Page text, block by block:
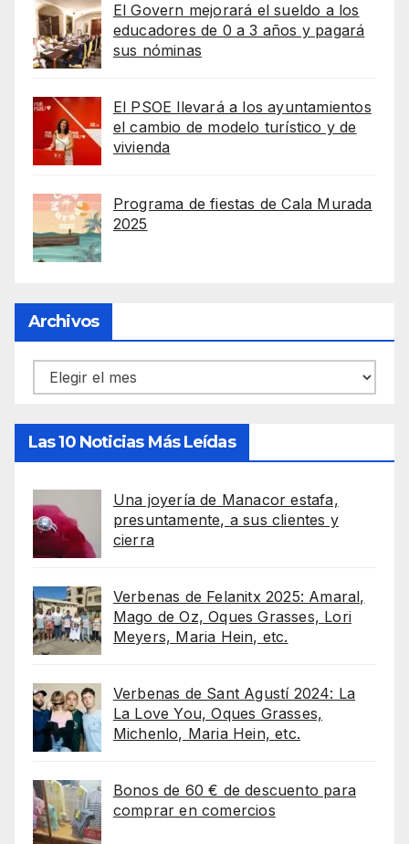
El Govern mejorará el sueldo a los
educadores de 0 a 3 años y pagará
sus nóminas
El PSOE llevará a los ayuntamientos
el cambio de modelo turístico y de
vivienda
Programa de fiestas de Cala Murada
2025
Archivos
Archivos
Las 10 Noticias Más Leídas
Una joyería de Manacor estafa,
presuntamente, a sus clientes y
cierra
Verbenas de Felanitx 2025: Amaral,
Mago de Oz, Oques Grasses, Lori
Meyers, Maria Hein, etc.
Verbenas de Sant Agustí 2024: La
La Love You, Oques Grasses,
Michenlo, Maria Hein, etc.
Bonos de 60 € de descuento para
comprar en comercios